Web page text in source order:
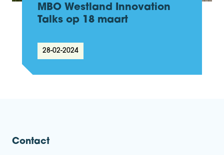
MBO Westland Innovation
Talks op 18 maart
28-02-2024
Contact